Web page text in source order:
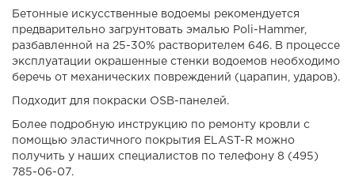
Бетонные искусственные водоемы рекомендуется
предварительно загрунтовать эмалью Poli-Hammer,
разбавленной на 25-30% растворителем 646. В процессе
эксплуатации окрашенные стенки водоемов необходимо
беречь от механических повреждений (царапин, ударов).
Подходит для покраски OSB-панелей.
Более подробную инструкцию по ремонту кровли с
помощью эластичного покрытия ELAST-R можно
получить у наших специалистов по телефону 8 (495)
785-06-07.